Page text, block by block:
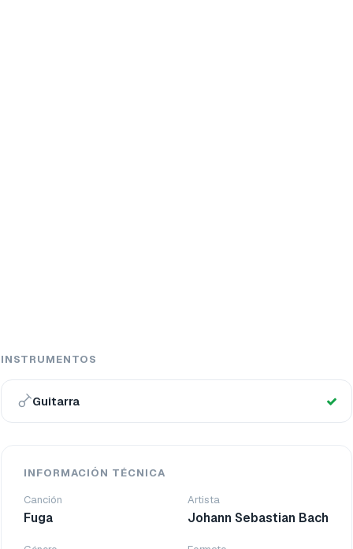
INSTRUMENTOS
Guitarra
INFORMACIÓN TÉCNICA
Canción
Fuga
Artista
Johann Sebastian Bach